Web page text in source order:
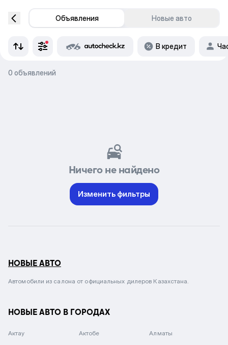
Объявления Новые авто
В кредит
0 объявлений
Ничего не найдено
Изменить фильтры
НОВЫЕ АВТО
Автомобили из салона от официальных дилеров Казахстана.
НОВЫЕ АВТО В ГОРОДАХ
Актау Актобе Алматы